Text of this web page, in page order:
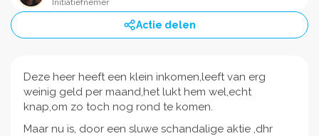
Initiatiefnemer
Actie delen
Deze heer heeft een klein inkomen,leeft van erg
weinig geld per maand,het lukt hem wel,echt
knap,om zo toch nog rond te komen.
Maar nu is, door een sluwe schandalige aktie ,dhr